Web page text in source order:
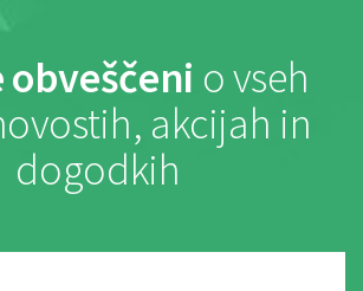
obveščeni o vseh
akcijah in
dogodkih